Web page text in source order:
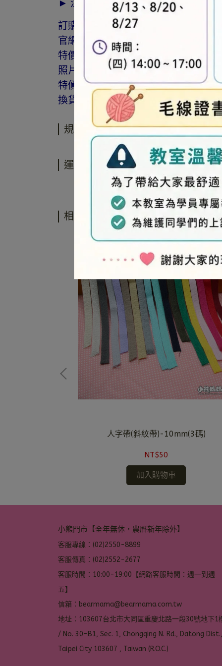
► 注意事項
訂購前請詳閱「線上訂購流程說明」
官網與門市同步銷售，如遇缺貨會由
特價商品，會員不再提供折扣優惠。
照片因拍攝光線與螢幕色差而有所
特價品、客訂商品、毛線、緞帶、
換貨。
規格說明
運送方式
相關商品
人字帶(斜紋帶)-10mm(3碼)
NT$50
加入購物車
小熊門市【全年無休，農曆新年除外】
客服專線：(02)2550-8899
客服傳真：(02)2552-2677
客服時間：10:00-19:00【網路客服時間：週一到週
五】
信箱：bearmama@bearmama.com.tw
地址：103607台北市大同區重慶北路一段30號地下1
/ No. 30-B1, Sec. 1, Chongqing N. Rd., Datong Dist.,
Taipei City 103607 , Taiwan (R.O.C.)